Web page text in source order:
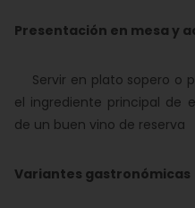
Presentación en mesa y
Servir en plato sopero o
el ingrediente principal de
de un buen vino de reserva
Variantes gastronómicas